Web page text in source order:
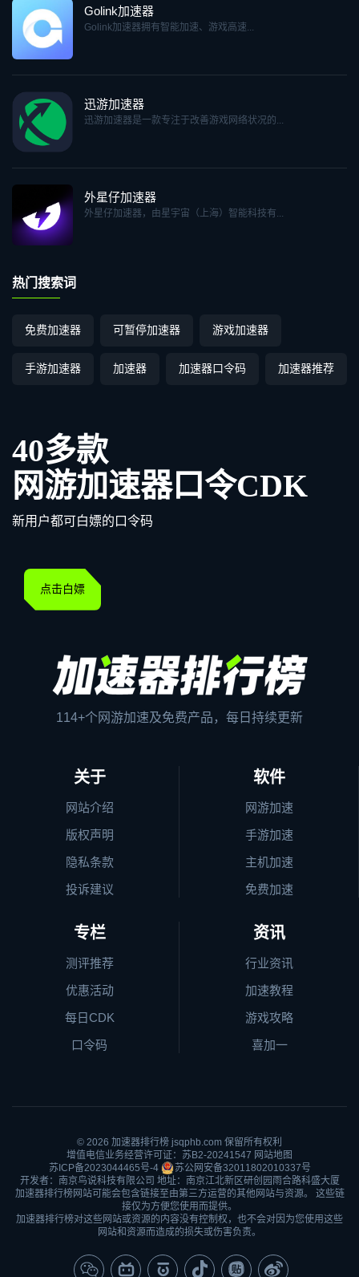
Golink加速器
Golink加速器拥有智能加速、游戏高速...
迅游加速器
迅游加速器是一款专注于改善游戏网络状况的...
外星仔加速器
外星仔加速器，由星宇宙（上海）智能科技有...
热门搜索词
免费加速器 可暂停加速器 游戏加速器
手游加速器 加速器 加速器口令码 加速器推荐
40多款
网游加速器口令CDK
新用户都可白嫖的口令码
点击白嫖
114+个网游加速及免费产品，每日持续更新
关于
网站介绍
版权声明
隐私条款
投诉建议
软件
网游加速
手游加速
主机加速
免费加速
专栏
测评推荐
优惠活动
每日CDK
口令码
资讯
行业资讯
加速教程
游戏攻略
喜加一
© 2026 加速器排行榜 jsqphb.com 保留所有权利
增值电信业务经营许可证：苏B2-20241547 网站地图
苏ICP备2023044465号-4
苏公网安备32011802010337号
开发者：南京鸟说科技有限公司 地址：南京江北新区研创园雨合路科盛大厦
加速器排行榜网站可能会包含链接至由第三方运营的其他网站与资源。 这些链
接仅为方便您使用而提供。
加速器排行榜对这些网站或资源的内容没有控制权，也不会对因为您使用这些
网站和资源而造成的损失或伤害负责。